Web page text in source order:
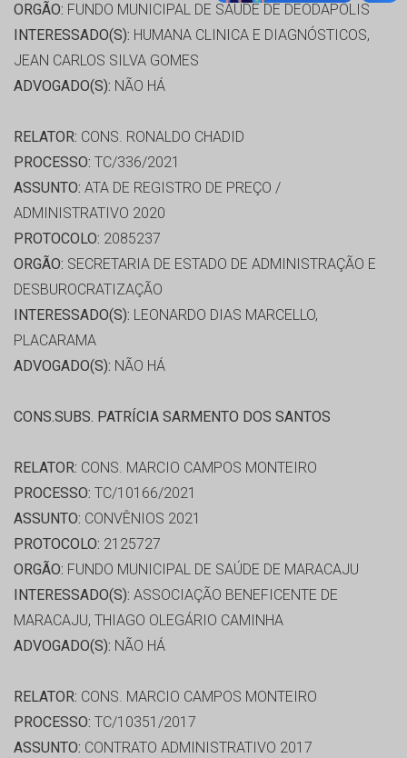
ORGÃO: FUNDO MUNICIPAL DE SAÚDE DE DEODAPOLIS
INTERESSADO(S): HUMANA CLINICA E DIAGNÓSTICOS,
JEAN CARLOS SILVA GOMES
ADVOGADO(S): NÃO HÁ
RELATOR: CONS. RONALDO CHADID
PROCESSO: TC/336/2021
ASSUNTO: ATA DE REGISTRO DE PREÇO /
ADMINISTRATIVO 2020
PROTOCOLO: 2085237
ORGÃO: SECRETARIA DE ESTADO DE ADMINISTRAÇÃO E
DESBUROCRATIZAÇÃO
INTERESSADO(S): LEONARDO DIAS MARCELLO,
PLACARAMA
ADVOGADO(S): NÃO HÁ
CONS.SUBS. PATRÍCIA SARMENTO DOS SANTOS
RELATOR: CONS. MARCIO CAMPOS MONTEIRO
PROCESSO: TC/10166/2021
ASSUNTO: CONVÊNIOS 2021
PROTOCOLO: 2125727
ORGÃO: FUNDO MUNICIPAL DE SAÚDE DE MARACAJU
INTERESSADO(S): ASSOCIAÇÃO BENEFICENTE DE
MARACAJU, THIAGO OLEGÁRIO CAMINHA
ADVOGADO(S): NÃO HÁ
RELATOR: CONS. MARCIO CAMPOS MONTEIRO
PROCESSO: TC/10351/2017
ASSUNTO: CONTRATO ADMINISTRATIVO 2017